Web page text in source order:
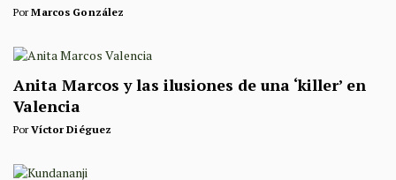
PorMarcos González
Anita Marcos y las ilusiones de una ‘killer’ en
Valencia
PorVíctor Diéguez